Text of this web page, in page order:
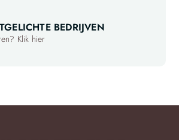
BEDRIJVEN
Klik hier